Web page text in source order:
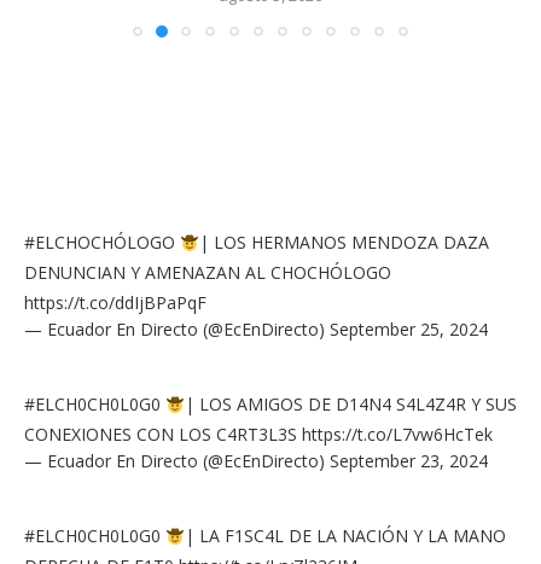
#ELCHOCHÓLOGO
| LOS HERMANOS MENDOZA DAZA
DENUNCIAN Y AMENAZAN AL CHOCHÓLOGO
https://t.co/ddIjBPaPqF
— Ecuador En Directo (@EcEnDirecto) September 25, 2024
#ELCH0CH0L0G0
| LOS AMIGOS DE D14N4 S4L4Z4R Y SUS
CONEXIONES CON LOS C4RT3L3S https://t.co/L7vw6HcTek
— Ecuador En Directo (@EcEnDirecto) September 23, 2024
#ELCH0CH0L0G0
| LA F1SC4L DE LA NACIÓN Y LA MANO